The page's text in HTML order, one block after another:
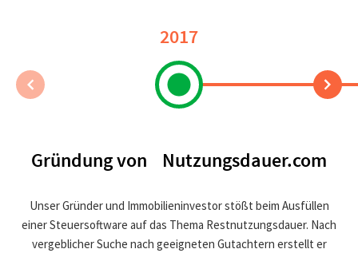
2017
Gründung von Nutzungsdauer.com
Unser Gründer und Immobilieninvestor stößt beim Ausfüllen
einer Steuersoftware auf das Thema Restnutzungsdauer. Nach
vergeblicher Suche nach geeigneten Gutachtern erstellt er